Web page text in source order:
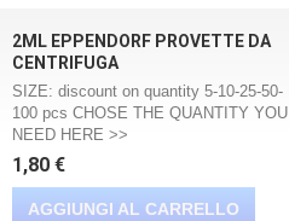
2ML EPPENDORF PROVETTE DA
CENTRIFUGA
SIZE: discount on quantity 5-10-25-50-
100 pcs CHOSE THE QUANTITY YOU
NEED HERE >>
1,80 €
AGGIUNGI AL CARRELLO